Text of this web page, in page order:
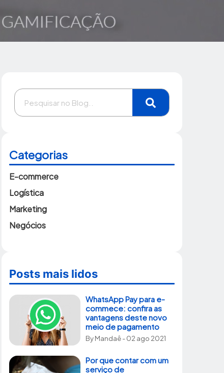
Categorias
E-commerce
Logística
Marketing
Negócios
Posts mais lidos
WhatsApp Pay para e-
commece: confira as
vantagens deste novo
meio de pagamento
ByMandaê- 02 ago 2021
Por que contar com um
serviço de